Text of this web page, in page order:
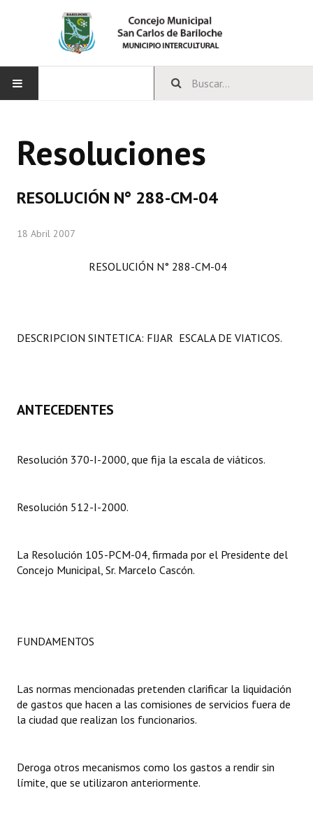
CONCEJO
Comisiones Especiales
Digesto
DOCUMENTOS
Informes de Unidad Coordinadora
Actas de Audiencias Públicas
Resoluciones
RESOLUCIÓN N° 288-CM-04
18 Abril 2007
RESOLUCIÓN N° 288-CM-04
DESCRIPCION SINTETICA: FIJAR ESCALA DE VIATICOS.
ANTECEDENTES
Resolución 370-I-2000, que fija la escala de viáticos.
Resolución 512-I-2000.
La Resolución 105-PCM-04, firmada por el Presidente del
Concejo Municipal, Sr. Marcelo Cascón.
FUNDAMENTOS
Las normas mencionadas pretenden clarificar la liquidación
de gastos que hacen a las comisiones de servicios fuera de
la ciudad que realizan los funcionarios.
Deroga otros mecanismos como los gastos a rendir sin
límite, que se utilizaron anteriormente.